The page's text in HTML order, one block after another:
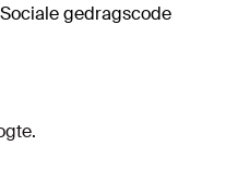
Sociale gedragscode